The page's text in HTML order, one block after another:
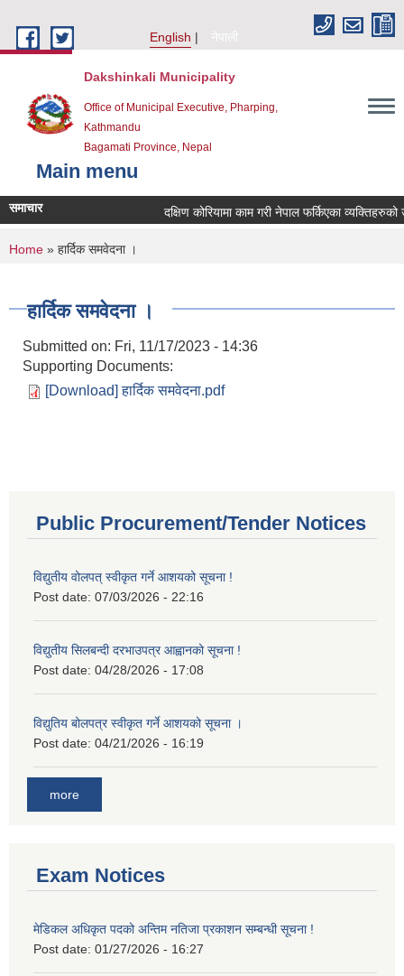
English
नेपाली
Dakshinkali Municipality
Office of Municipal Executive, Pharping,
Kathmandu
Bagamati Province, Nepal
Main menu
समाचार दक्षिण कोरियामा काम गरी नेपाल फर्किएका
You are here
Home » हार्दिक समवेदना ।
हार्दिक समवेदना ।
Submitted on: Fri, 11/17/2023 - 14:36
Supporting Documents:
[Download] हार्दिक समवेदना.pdf
Public Procurement/Tender Notices
विद्युतीय वोलपत् स्वीकृत गर्ने आशयको सूचना !
Post date: 07/03/2026 - 22:16
विद्युतीय सिलबन्दी दरभाउपत्र आह्वानको सूचना !
Post date: 04/28/2026 - 17:08
विद्युतिय बोलपत्र स्वीकृत गर्ने आशयको सूचना ।
Post date: 04/21/2026 - 16:19
more
Exam Notices
मेडिकल अधिकृत पदको अन्तिम नतिजा प्रकाशन सम्बन्धी सूचना !
Post date: 01/27/2026 - 16:27